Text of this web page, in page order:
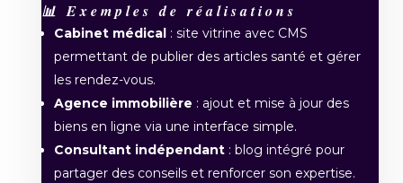
📊 Exemples de réalisations
Cabinet médical : site vitrine avec CMS
permettant de publier des articles santé et gérer
les rendez-vous.
Agence immobilière : ajout et mise à jour des
biens en ligne via une interface simple.
Consultant indépendant : blog intégré pour
partager des conseils et renforcer son expertise.